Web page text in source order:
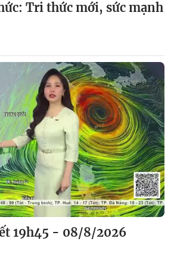
Tri thức mới, sức mạnh
19h45 - 08/8/2026